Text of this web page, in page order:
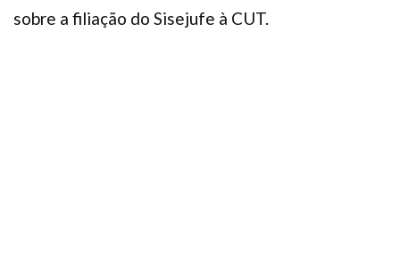
sobre a filiação do Sisejufe à CUT.